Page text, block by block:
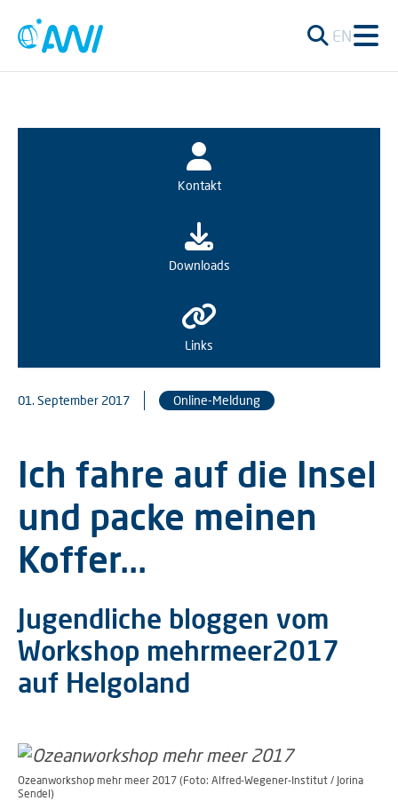
EN
Kontakt
Downloads
Links
01. September 2017 Online-Meldung
Ich fahre auf die Insel
und packe meinen
Koffer...
Jugendliche bloggen vom
Workshop mehrmeer2017
auf Helgoland
Ozeanworkshop mehr meer 2017 (Foto: Alfred-Wegener-Institut / Jorina
Sendel)